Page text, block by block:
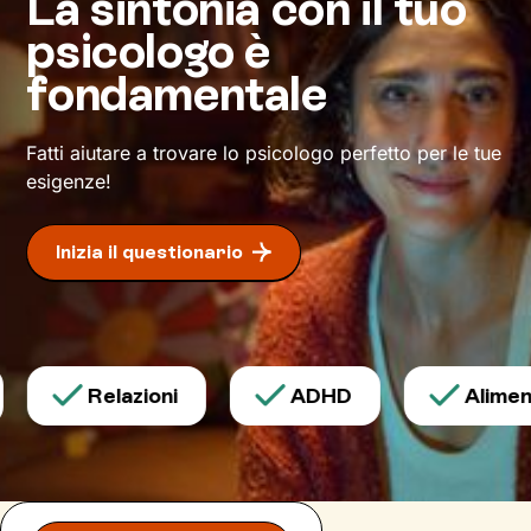
pensieri e comportamenti, potrai vivere il tuo
presente in maniera più soddisfacente e
serena.
Daremo il via a un
cammino che ti condurrà su
strade mai percorse prima,verso il benessere
che desideri.
psicologo è
fondamentale
Fatti aiutare a trovare lo psicologo perfetto per le tue
esigenze!
Inizia il questionario
Relazioni ADHD